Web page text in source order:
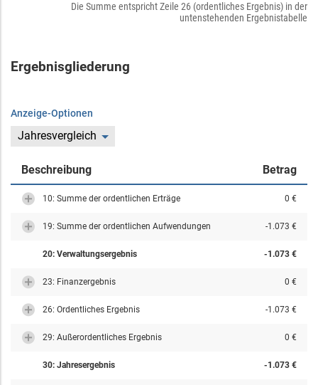
Die Summe entspricht Zeile 26 (ordentliches Ergebnis) in der
untenstehenden Ergebnistabelle
Ergebnisgliederung
Anzeige-Optionen
Jahresvergleich
Beschreibung Betrag
10: Summe der ordentlichen Erträge 0 €
19: Summe der ordentlichen Aufwendungen -1.073 €
20: Verwaltungsergebnis -1.073 €
23: Finanzergebnis 0 €
26: Ordentliches Ergebnis -1.073 €
29: Außerordentliches Ergebnis 0 €
30: Jahresergebnis -1.073 €